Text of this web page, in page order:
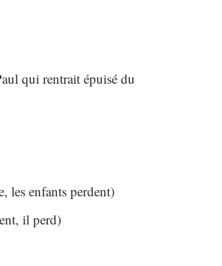
qui rentrait épuisé du
les enfants perdent)
il perd)